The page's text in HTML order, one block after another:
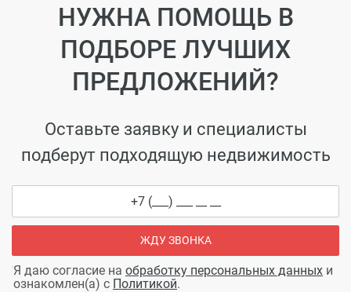
НУЖНА ПОМОЩЬ В
ПОДБОРЕ ЛУЧШИХ
ПРЕДЛОЖЕНИЙ?
Оставьте заявку и специалисты
подберут подходящую недвижимость
ЖДУ ЗВОНКА
Я даю согласие на обработку персональных данных и
ознакомлен(а) с Политикой.